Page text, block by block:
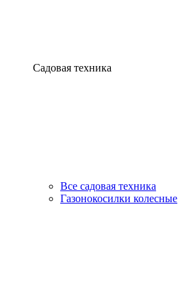
Садовая техника
Все садовая техника
Газонокосилки колесные